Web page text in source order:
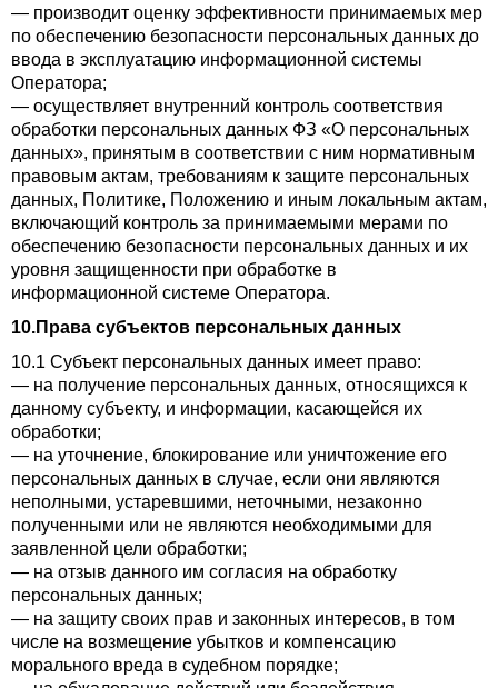
— производит оценку эффективности принимаемых мер
по обеспечению безопасности персональных данных до
ввода в эксплуатацию информационной системы
Оператора;
— осуществляет внутренний контроль соответствия
обработки персональных данных ФЗ «О персональных
данных», принятым в соответствии с ним нормативным
правовым актам, требованиям к защите персональных
данных, Политике, Положению и иным локальным актам,
включающий контроль за принимаемыми мерами по
обеспечению безопасности персональных данных и их
уровня защищенности при обработке в
информационной системе Оператора.
10.Права субъектов персональных данных
10.1 Субъект персональных данных имеет право:
— на получение персональных данных, относящихся к
данному субъекту, и информации, касающейся их
обработки;
— на уточнение, блокирование или уничтожение его
персональных данных в случае, если они являются
неполными, устаревшими, неточными, незаконно
полученными или не являются необходимыми для
заявленной цели обработки;
— на отзыв данного им согласия на обработку
персональных данных;
— на защиту своих прав и законных интересов, в том
числе на возмещение убытков и компенсацию
морального вреда в судебном порядке;